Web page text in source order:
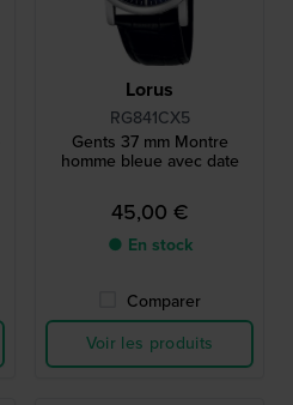
Lorus
RG841CX5
Gents 37 mm Montre
homme bleue avec date
45,00 €
● En stock
Comparer
Voir les produits